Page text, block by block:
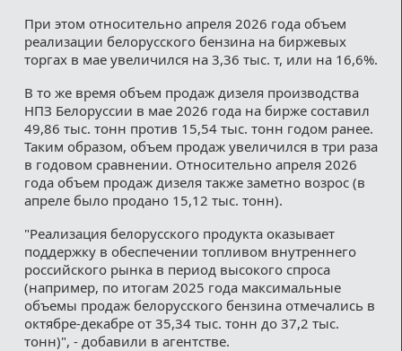
При этом относительно апреля 2026 года объем
реализации белорусского бензина на биржевых
торгах в мае увеличился на 3,36 тыс. т, или на 16,6%.
В то же время объем продаж дизеля производства
НПЗ Белоруссии в мае 2026 года на бирже составил
49,86 тыс. тонн против 15,54 тыс. тонн годом ранее.
Таким образом, объем продаж увеличился в три раза
в годовом сравнении. Относительно апреля 2026
года объем продаж дизеля также заметно возрос (в
апреле было продано 15,12 тыс. тонн).
"Реализация белорусского продукта оказывает
поддержку в обеспечении топливом внутреннего
российского рынка в период высокого спроса
(например, по итогам 2025 года максимальные
объемы продаж белорусского бензина отмечались в
октябре-декабре от 35,34 тыс. тонн до 37,2 тыс.
тонн)", - добавили в агентстве.